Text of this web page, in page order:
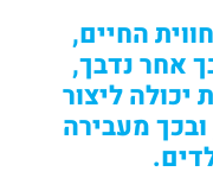
החיים,
אחר נדבך,
ליצור
מעבירה